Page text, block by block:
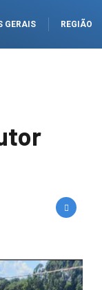
GERAIS REGIÃO